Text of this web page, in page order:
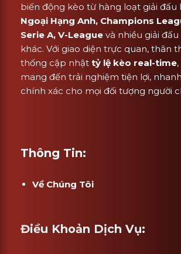
biến động kèo từ hàng loạt giải đấu
Ngoại Hạng Anh, Champions
Serie A, V-League và nhiều giải
khác. Với giao diện trực quan, thân
thống cập nhật tỷ lệ kèo real-time
mang đến trải nghiệm tiện lợi,
chính xác cho mọi đối tượng người
Thông Tin:
Về Chúng Tôi
Điều Khoản Dịch Vụ: